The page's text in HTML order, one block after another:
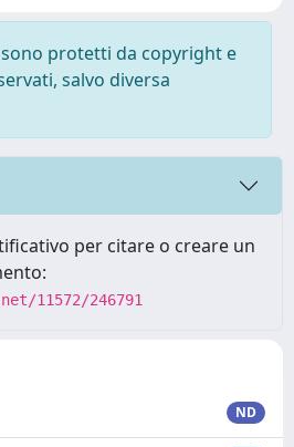
protetti da copyright e
salvo diversa
per citare o creare un
11572/246791
ND